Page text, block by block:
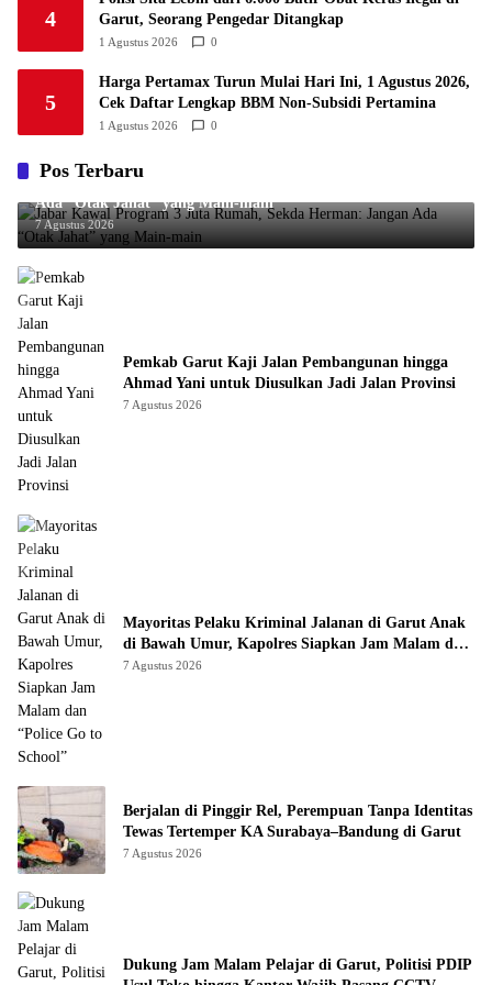
4
Garut, Seorang Pengedar Ditangkap
1 Agustus 2026 0
5
Harga Pertamax Turun Mulai Hari Ini, 1 Agustus 2026,
Cek Daftar Lengkap BBM Non-Subsidi Pertamina
1 Agustus 2026 0
Pos Terbaru
Jabar Kawal Program 3 Juta Rumah, Sekda Herman: Jangan
Ada “Otak Jahat” yang Main-main
7 Agustus 2026
Pemkab Garut Kaji Jalan Pembangunan hingga
Ahmad Yani untuk Diusulkan Jadi Jalan Provinsi
7 Agustus 2026
Mayoritas Pelaku Kriminal Jalanan di Garut Anak
di Bawah Umur, Kapolres Siapkan Jam Malam dan
“Police Go to School”
7 Agustus 2026
Berjalan di Pinggir Rel, Perempuan Tanpa Identitas
Tewas Tertemper KA Surabaya–Bandung di Garut
7 Agustus 2026
Dukung Jam Malam Pelajar di Garut, Politisi PDIP